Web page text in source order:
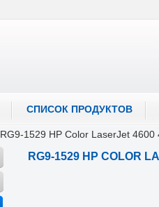
СПИСОК ПРОДУКТОВ
RG9-1529 HP Color LaserJet
RG9-1529 HP COLOR